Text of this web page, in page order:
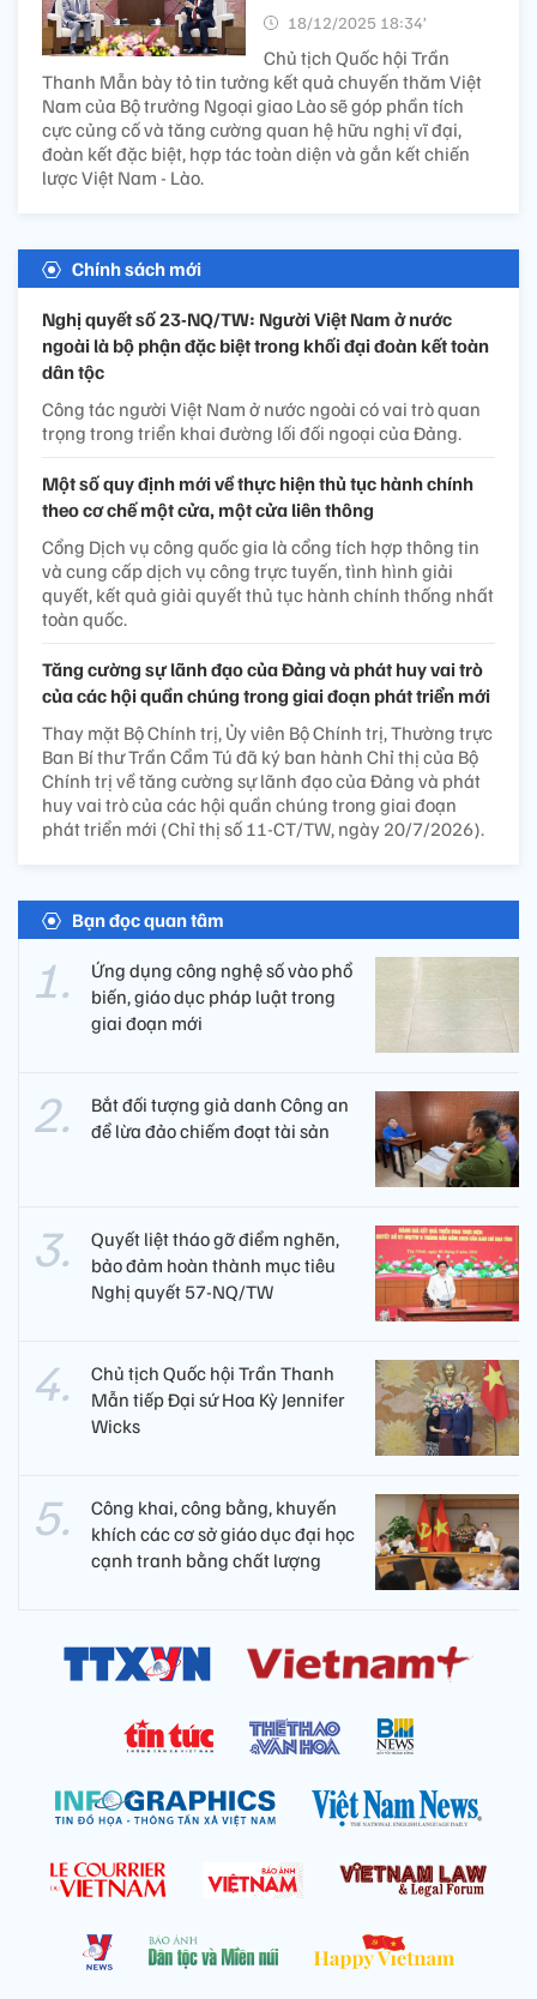
18/12/2025 18:34’
Chủ tịch Quốc hội Trần
Thanh Mẫn bày tỏ tin tưởng kết quả chuyến thăm Việt
Nam của Bộ trưởng Ngoại giao Lào sẽ góp phần tích
cực củng cố và tăng cường quan hệ hữu nghị vĩ đại,
đoàn kết đặc biệt, hợp tác toàn diện và gắn kết chiến
lược Việt Nam - Lào.
Chính sách mới
Nghị quyết số 23-NQ/TW: Người Việt Nam ở nước
ngoài là bộ phận đặc biệt trong khối đại đoàn kết toàn
dân tộc
Công tác người Việt Nam ở nước ngoài có vai trò quan
trọng trong triển khai đường lối đối ngoại của Đảng.
Một số quy định mới về thực hiện thủ tục hành chính
theo cơ chế một cửa, một cửa liên thông
Cổng Dịch vụ công quốc gia là cổng tích hợp thông tin
và cung cấp dịch vụ công trực tuyến, tình hình giải
quyết, kết quả giải quyết thủ tục hành chính thống nhất
toàn quốc.
Tăng cường sự lãnh đạo của Đảng và phát huy vai trò
của các hội quần chúng trong giai đoạn phát triển mới
Thay mặt Bộ Chính trị, Ủy viên Bộ Chính trị, Thường trực
Ban Bí thư Trần Cẩm Tú đã ký ban hành Chỉ thị của Bộ
Chính trị về tăng cường sự lãnh đạo của Đảng và phát
huy vai trò của các hội quần chúng trong giai đoạn
phát triển mới (Chỉ thị số 11-CT/TW, ngày 20/7/2026).
Bạn đọc quan tâm
Ứng dụng công nghệ số vào phổ
biến, giáo dục pháp luật trong
giai đoạn mới
Bắt đối tượng giả danh Công an
để lừa đảo chiếm đoạt tài sản
Quyết liệt tháo gỡ điểm nghẽn,
bảo đảm hoàn thành mục tiêu
Nghị quyết 57-NQ/TW
Chủ tịch Quốc hội Trần Thanh
Mẫn tiếp Đại sứ Hoa Kỳ Jennifer
Wicks
Công khai, công bằng, khuyến
khích các cơ sở giáo dục đại học
cạnh tranh bằng chất lượng​